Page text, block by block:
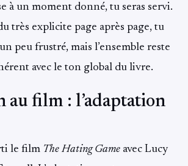
à un moment donné, tu seras servi.
très explicite page après page, tu
peu frustré, mais l’ensemble reste
avec le ton global du livre.
au film : l’adaptation
le film The Hating Game avec Lucy